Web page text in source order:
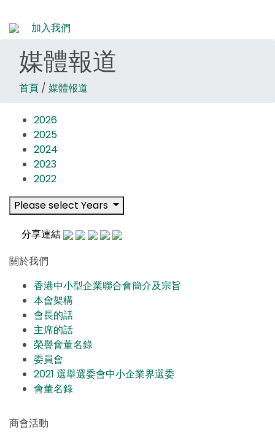
加入我們
媒體報道
首頁 / 媒體報道
2026
2025
2024
2023
2022
Please select Years
分享連結
關於我們
香港中小型企業聯合會簡介及宗旨
本會架構
會長的話
主席的話
榮譽會董名錄
委員會
2021 選舉選委會中小企業界選委
會董名錄
商會活動